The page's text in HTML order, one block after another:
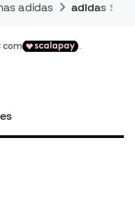
adidas adidas